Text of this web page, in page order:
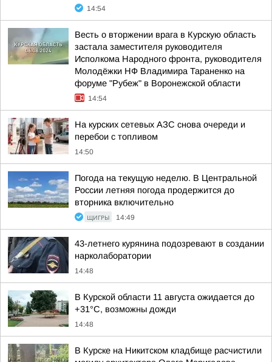
14:54
Весть о вторжении врага в Курскую область
застала заместителя руководителя
Исполкома Народного фронта, руководителя
Молодёжки НФ Владимира Тараненко на
форуме "Рубеж" в Воронежской области
14:54
На курских сетевых АЗС снова очереди и
перебои с топливом
14:50
Погода на текущую неделю. В Центральной
России летняя погода продержится до
вторника включительно
ЩИГРЫ 14:49
43-летнего курянина подозревают в создании
нарколаборатории
14:48
В Курской области 11 августа ожидается до
+31°С, возможны дожди
14:48
В Курске на Никитском кладбище расчистили